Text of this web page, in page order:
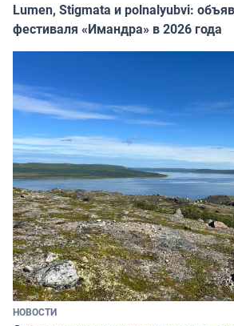
Lumen, Stigmata и polnalyubvi:
фестиваля «Имандра» в 2026 года
НОВОСТИ